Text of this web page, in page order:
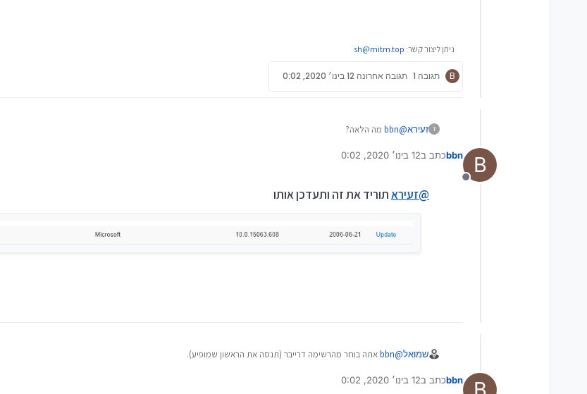
ניתן ליצור קשר: sh@mitm.top
B תגובה 1 תגובה אחרונה 12 בינו׳ 2020, 0:02
ז זעירא@
bbn מה הלאה?
B
מנותק
bbnכתב ב12 בינו׳ 2020, 0:02
נערך לאחרונה על ידי
@זעיראתוריד את זה ותעדכן אותו
שמואל@
bbn אתה בוחר מהרשימה דרייבר (תנסה את הראשון שמופיע).
bbnכתב ב12 בינו׳ 2020, 0:02
נערך לאחרונה על ידי